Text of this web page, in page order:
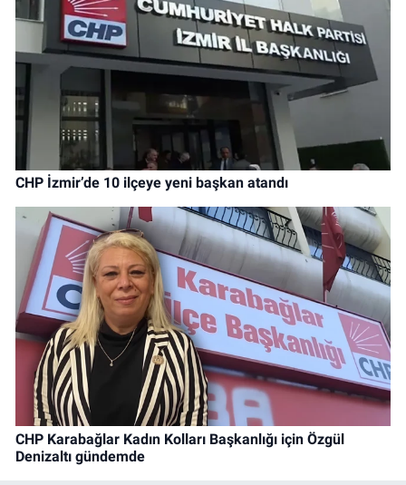
CHP İzmir’de 10 ilçeye yeni başkan atandı
CHP Karabağlar Kadın Kolları Başkanlığı için Özgül
Denizaltı gündemde